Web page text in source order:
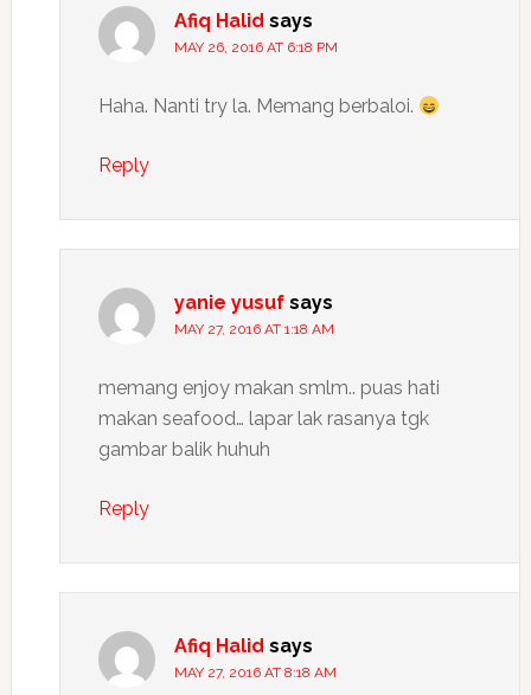
Afiq Halid says
MAY 26, 2016 AT 6:18 PM
Haha. Nanti try la. Memang berbaloi.
Reply
yanie yusuf says
MAY 27, 2016 AT 1:18 AM
memang enjoy makan smlm.. puas hati
makan seafood… lapar lak rasanya tgk
gambar balik huhuh
Reply
Afiq Halid says
MAY 27, 2016 AT 8:18 AM